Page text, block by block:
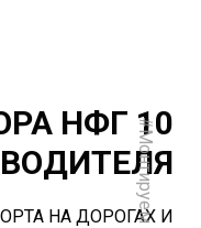
#Монтируем
НФГ 10
НА ДОРОГАХ И